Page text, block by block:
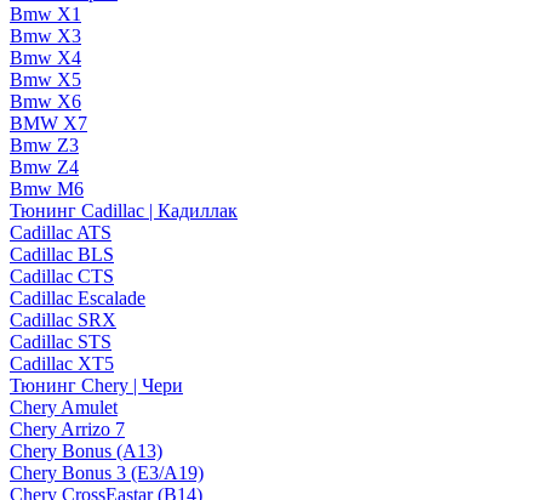
Bmw X1
Bmw X3
Bmw X4
Bmw X5
Bmw X6
BMW X7
Bmw Z3
Bmw Z4
Bmw М6
Тюнинг Cadillac | Кадиллак
Cadillac ATS
Cadillac BLS
Cadillac CTS
Cadillac Escalade
Cadillac SRX
Cadillac STS
Cadillac XT5
Тюнинг Chery | Чери
Chery Amulet
Chery Arrizo 7
Chery Bonus (A13)
Chery Bonus 3 (E3/A19)
Chery CrossEastar (B14)